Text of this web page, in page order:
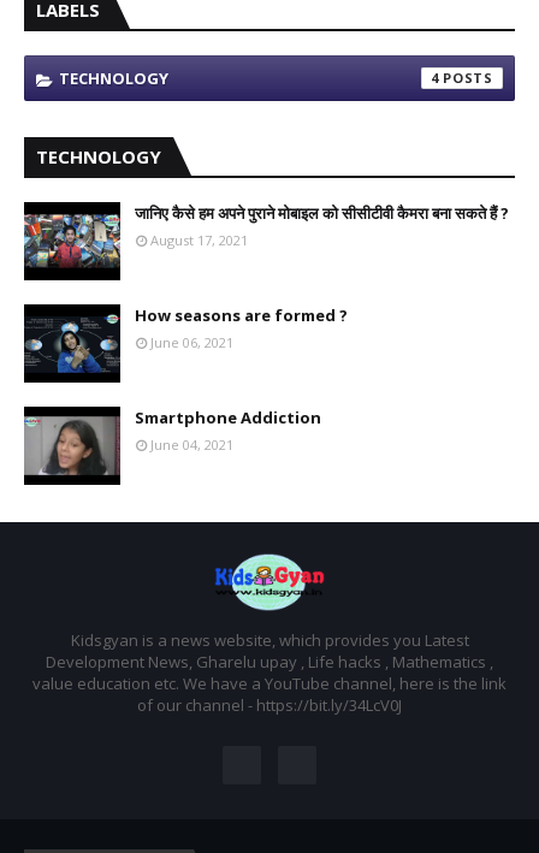
LABELS
TECHNOLOGY 4
TECHNOLOGY
जानिए कैसे हम अपने पुराने मोबाइल को सीसीटीवी कैमरा बना सकते हैं ?
August 17, 2021
How seasons are formed ?
June 06, 2021
Smartphone Addiction
June 04, 2021
Kidsgyan is a news website, which provides you Latest
Development News, Gharelu upay , Life hacks , Mathematics ,
value education etc. We have a YouTube channel, here is the link
of our channel - https://bit.ly/34LcV0J